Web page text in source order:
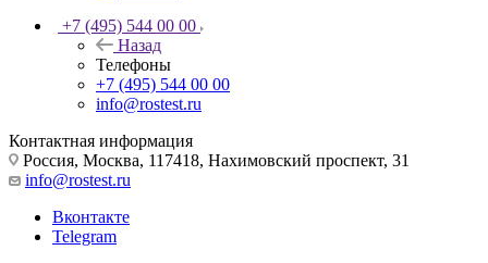
+7 (495) 544 00 00
Назад
Телефоны
+7 (495) 544 00 00
info@rostest.ru
Контактная информация
Россия, Москва, 117418, Нахимовский проспект, 31
info@rostest.ru
Вконтакте
Telegram